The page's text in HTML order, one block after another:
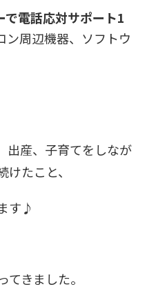
で電話応対サポート1
ン周辺機器、ソフトウ
出産、子育てをしなが
たこと、
す♪
てきました。